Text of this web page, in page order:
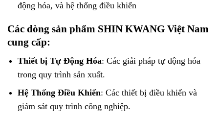
động hóa, và hệ thống điều khiển
Các dòng sản phẩm SHIN KWANG Việt Nam
cung cấp:
Thiết bị Tự Động Hóa: Các giải pháp tự động hóa
trong quy trình sản xuất.
Hệ Thống Điều Khiển: Các thiết bị điều khiển và
giám sát quy trình công nghiệp.